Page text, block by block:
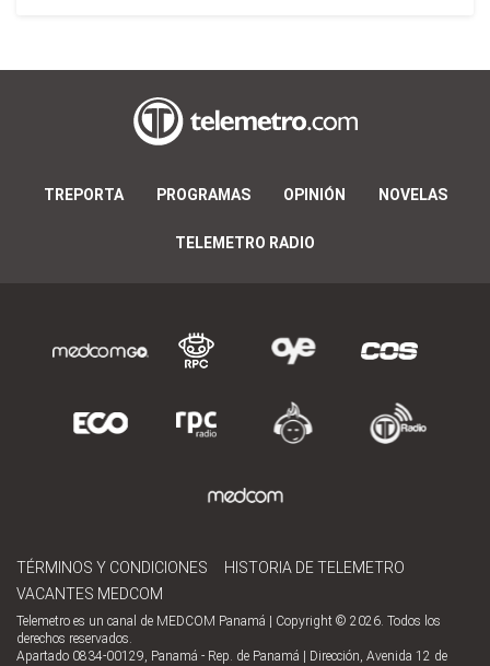
TREPORTA PROGRAMAS OPINIÓN NOVELAS
TELEMETRO RADIO
TÉRMINOS Y CONDICIONES
HISTORIA DE TELEMETRO
VACANTES MEDCOM
Telemetro es un canal de MEDCOM Panamá | Copyright © 2026. Todos los
derechos reservados.
Apartado 0834-00129, Panamá - Rep. de Panamá | Dirección, Avenida 12 de